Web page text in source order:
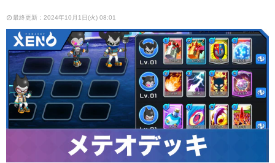
最終更新：2024年10月1日(火) 08:01